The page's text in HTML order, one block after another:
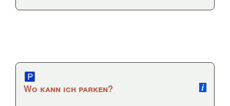
Wo kann ich parken?